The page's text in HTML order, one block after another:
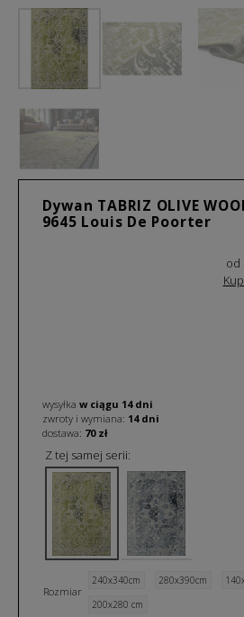
Dywan TABRIZ OLIVE
9645 Louis De Poorter
od
wysyłka w ciągu 14dni
zwroty i wymiana: 14 dni
dostawa: 70 zł
Z tej samej serii:
Rozmiar
240x340cm 280x390cm
200x280 cm